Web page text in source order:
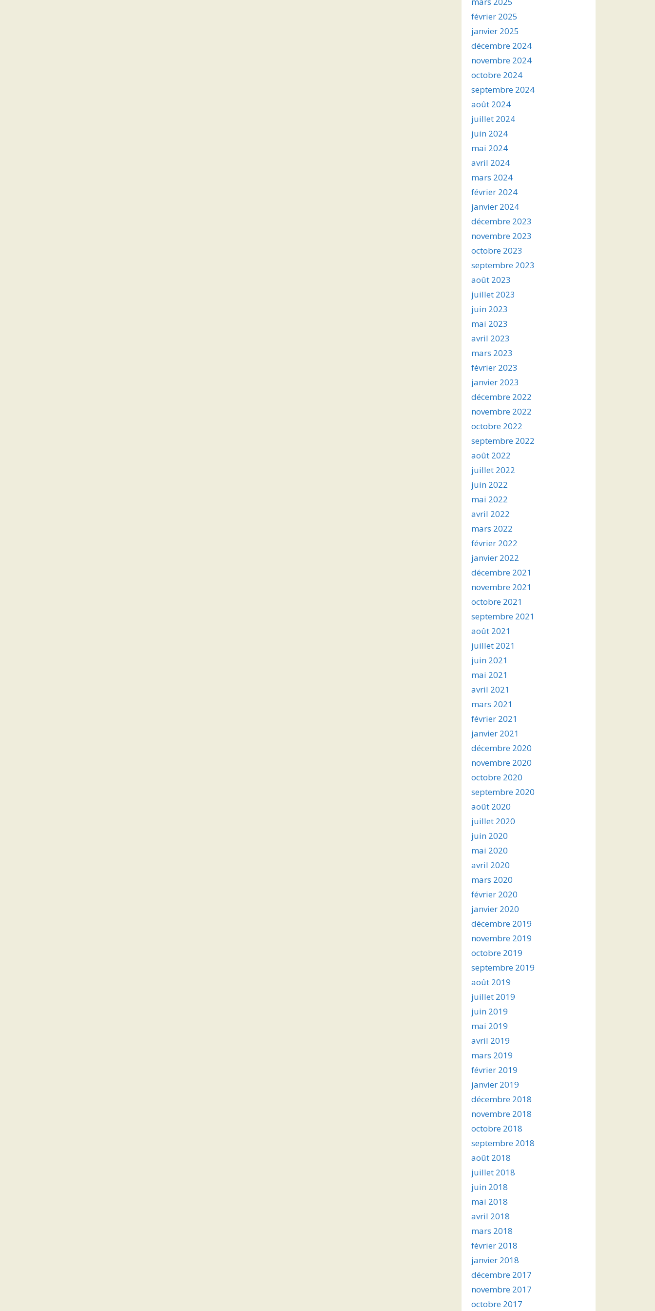
février 2025
janvier 2025
décembre 2024
novembre 2024
octobre 2024
septembre 2024
août 2024
juillet 2024
juin 2024
mai 2024
avril 2024
mars 2024
février 2024
janvier 2024
décembre 2023
novembre 2023
octobre 2023
septembre 2023
août 2023
juillet 2023
juin 2023
mai 2023
avril 2023
mars 2023
février 2023
janvier 2023
décembre 2022
novembre 2022
octobre 2022
septembre 2022
août 2022
juillet 2022
juin 2022
mai 2022
avril 2022
mars 2022
février 2022
janvier 2022
décembre 2021
novembre 2021
octobre 2021
septembre 2021
août 2021
juillet 2021
juin 2021
mai 2021
avril 2021
mars 2021
février 2021
janvier 2021
décembre 2020
novembre 2020
octobre 2020
septembre 2020
août 2020
juillet 2020
juin 2020
mai 2020
avril 2020
mars 2020
février 2020
janvier 2020
décembre 2019
novembre 2019
octobre 2019
septembre 2019
août 2019
juillet 2019
juin 2019
mai 2019
avril 2019
mars 2019
février 2019
janvier 2019
décembre 2018
novembre 2018
octobre 2018
septembre 2018
août 2018
juillet 2018
juin 2018
mai 2018
avril 2018
mars 2018
février 2018
janvier 2018
décembre 2017
novembre 2017
octobre 2017